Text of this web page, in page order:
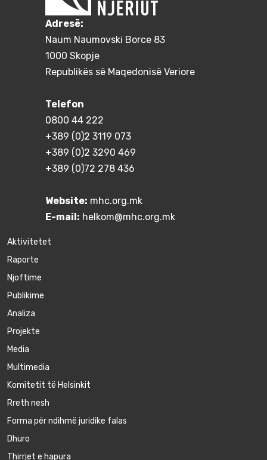
Adresë:
Naum Naumovski Borce 83
1000 Skopje
Republikës së Maqedonisë Veriore
Telefon
0800 44 222
+389 (0)2 3119 073
+389 (0)2 3290 469
+389 (0)72 278 436
Website: mhc.org.mk
E-mail: helkom@mhc.org.mk
Aktivitetet
Raporte
Njoftime
Publikime
Аnaliza
Projekte
Media
Multimedia
Komitetit të Helsinkit
Rreth nesh
Forma për ndihmë juridike falas
Dhuro
Thirrjet e hapura